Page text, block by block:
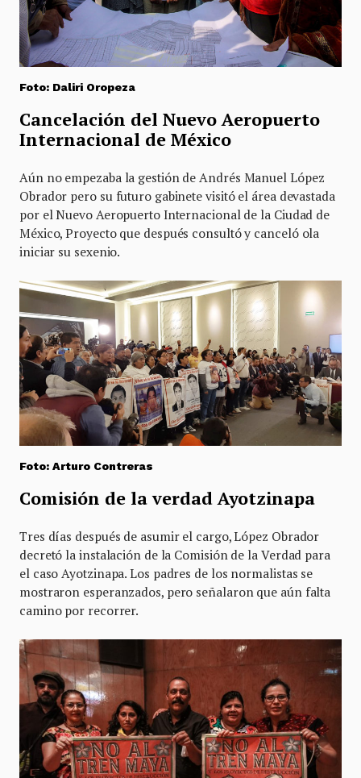
Foto: Daliri Oropeza
Cancelación del Nuevo Aeropuerto
Internacional de México
Aún no empezaba la gestión de Andrés Manuel López
Obrador pero su futuro gabinete visitó el área devastada
por el Nuevo Aeropuerto Internacional de la Ciudad de
México, Proyecto que después consultó y canceló ola
iniciar su sexenio.
Foto: Arturo Contreras
Comisión de la verdad Ayotzinapa
Tres días después de asumir el cargo, López Obrador
decretó la instalación de la Comisión de la Verdad para
el caso Ayotzinapa. Los padres de los normalistas se
mostraron esperanzados, pero señalaron que aún falta
camino por recorrer.